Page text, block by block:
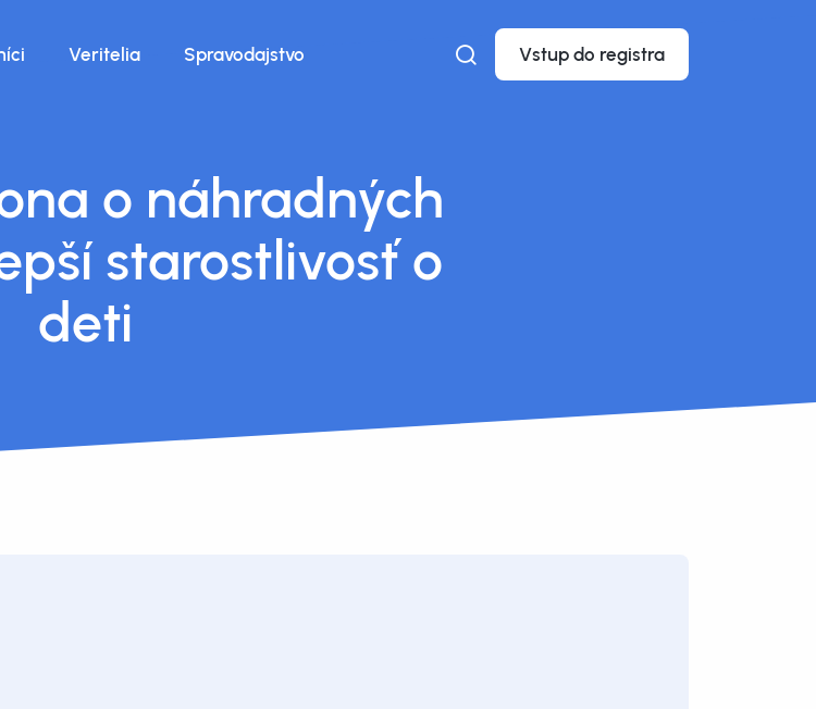
Veritelia Spravodajstvo Vstup do registra
o náhradných
starostlivosť o
deti